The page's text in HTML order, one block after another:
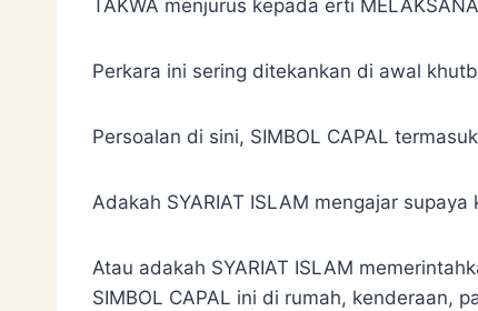
TAKWA menjurus kepada erti
Perkara ini sering ditekankan di awal
Persoalan di sini, SIMBOL CAPAL
Adakah SYARIAT ISLAM mengajar supaya
Atau adakah SYARIAT ISLAM
SIMBOL CAPAL ini di rumah, kenderaan,